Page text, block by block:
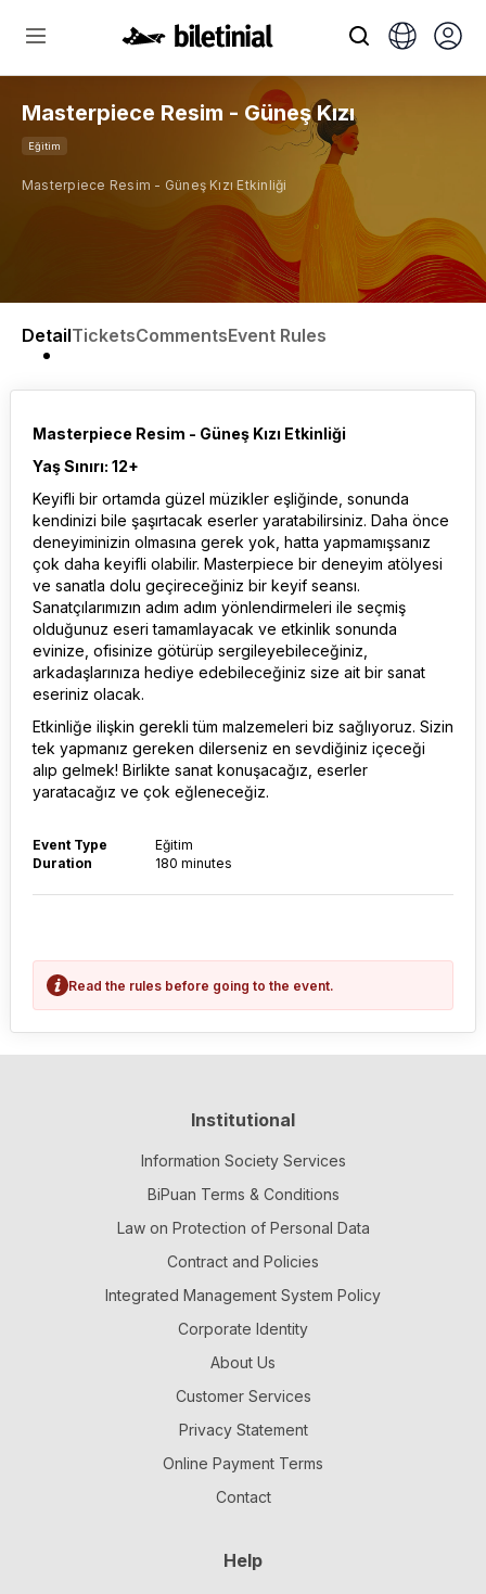
Masterpiece Resim - Güneş Kızı
Eğitim
Masterpiece Resim - Güneş Kızı Etkinliği
DetailTicketsCommentsEvent Rules
Masterpiece Resim - Güneş Kızı Etkinliği
Yaş Sınırı: 12+
Keyifli bir ortamda güzel müzikler eşliğinde, sonunda
kendinizi bile şaşırtacak eserler yaratabilirsiniz. Daha önce
deneyiminizin olmasına gerek yok, hatta yapmamışsanız
çok daha keyifli olabilir. Masterpiece bir deneyim atölyesi
ve sanatla dolu geçireceğiniz bir keyif seansı.
Sanatçılarımızın adım adım yönlendirmeleri ile seçmiş
olduğunuz eseri tamamlayacak ve etkinlik sonunda
evinize, ofisinize götürüp sergileyebileceğiniz,
arkadaşlarınıza hediye edebileceğiniz size ait bir sanat
eseriniz olacak.
Etkinliğe ilişkin gerekli tüm malzemeleri biz sağlıyoruz. Sizin
tek yapmanız gereken dilerseniz en sevdiğiniz içeceği
alıp gelmek! Birlikte sanat konuşacağız, eserler
yaratacağız ve çok eğleneceğiz.
Event Type
Eğitim
Duration
180 minutes
Read the rules before going to the event.
Institutional
Information Society Services
BiPuan Terms & Conditions
Law on Protection of Personal Data
Contract and Policies
Integrated Management System Policy
Corporate Identity
About Us
Customer Services
Privacy Statement
Online Payment Terms
Contact
Help